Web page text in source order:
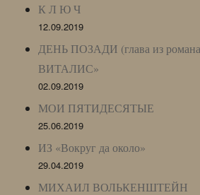
К Л Ю Ч
12.09.2019
ДЕНЬ ПОЗАДИ (глава из
ВИТАЛИС»
02.09.2019
МОИ ПЯТИДЕСЯТЫЕ
25.06.2019
ИЗ «Вокруг да около»
29.04.2019
МИХАИЛ ВОЛЬКЕНШТЕЙН